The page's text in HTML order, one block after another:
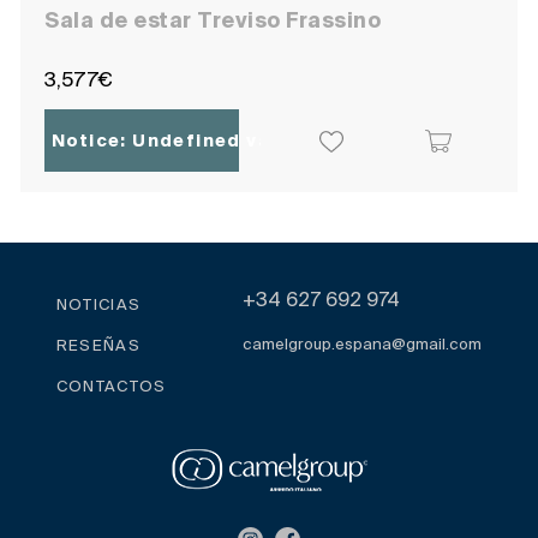
Sala de estar Treviso Frassino
3,577€
Notice: Undefined variable:
NOTICIAS
RESEÑAS
CONTACTOS
+34 627 692 974
camelgroup.espana@gmail.com